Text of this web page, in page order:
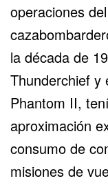
operaciones
la década de
Thunderchief y
Phantom II,
aproximación
consumo de
misiones de